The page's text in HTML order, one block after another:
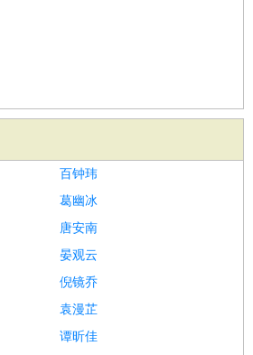
百钟玮
葛幽冰
唐安南
晏观云
倪镜乔
袁漫芷
谭昕佳